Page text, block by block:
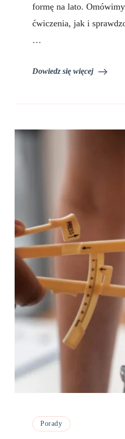
formę na lato.
ćwiczenia, jak i
…
Dowiedz się więcej
Porady